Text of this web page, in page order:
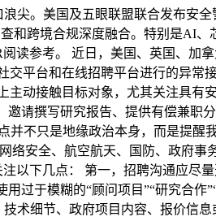
尖。美国及五眼联盟联合发布安
和跨境合规深度融合。特别是AI
读参考。 近日，美国、英国、加
平台和在线招聘平台进行的异常
动接触目标对象，尤其关注具有
请撰写研究报告、提供有偿兼职
不只是地缘政治本身，而是提醒
安全、航空航天、国防、政府事
以下几点： 第一，招聘沟通应尽
过于模糊的“顾问项目”“研究合作
术细节、政府项目内容、报价信